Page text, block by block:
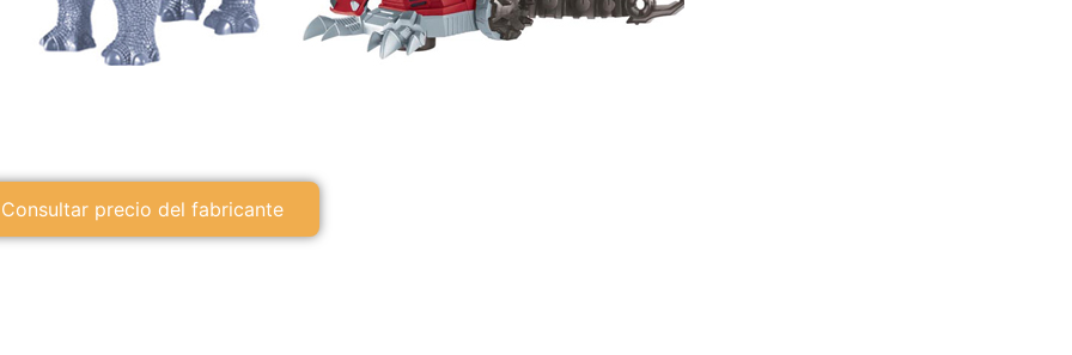
Consultar precio del fabricante